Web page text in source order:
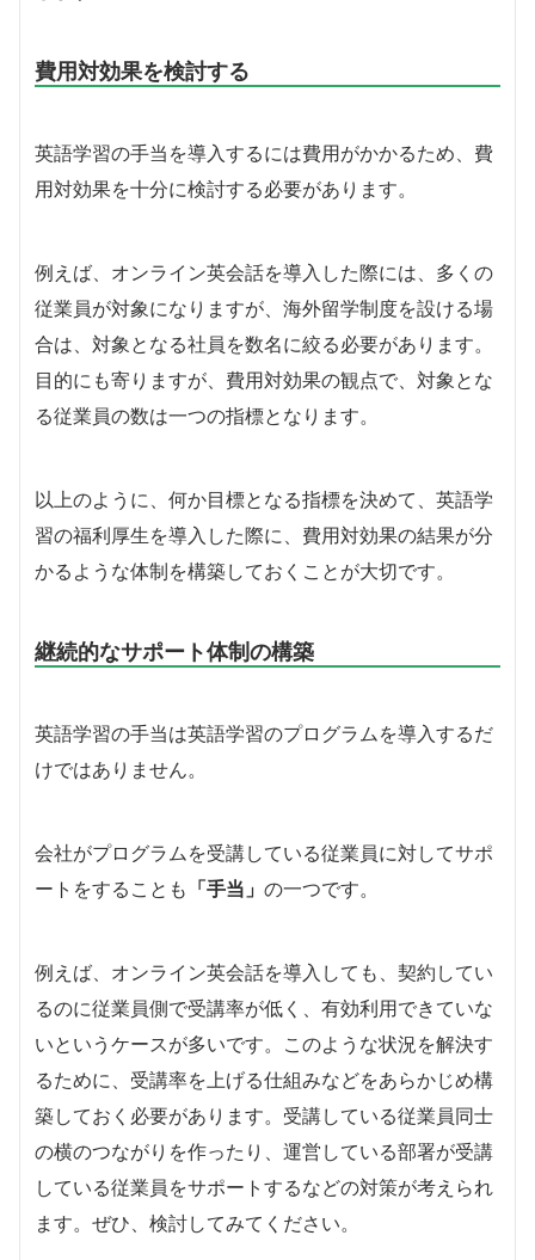
費用対効果を検討する
英語学習の手当を導入するには費用がかかるため、費
用対効果を十分に検討する必要があります。
例えば、オンライン英会話を導入した際には、多くの
従業員が対象になりますが、海外留学制度を設ける場
合は、対象となる社員を数名に絞る必要があります。
目的にも寄りますが、費用対効果の観点で、対象とな
る従業員の数は一つの指標となります。
以上のように、何か目標となる指標を決めて、英語学
習の福利厚生を導入した際に、費用対効果の結果が分
かるような体制を構築しておくことが大切です。
継続的なサポート体制の構築
英語学習の手当は英語学習のプログラムを導入するだ
けではありません。
会社がプログラムを受講している従業員に対してサポ
ートをすることも 「手当」 の一つです。
例えば、オンライン英会話を導入しても、契約してい
るのに従業員側で受講率が低く、有効利用できていな
いというケースが多いです。このような状況を解決す
るために、受講率を上げる仕組みなどをあらかじめ構
築しておく必要があります。受講している従業員同士
の横のつながりを作ったり、運営している部署が受講
している従業員をサポートするなどの対策が考えられ
ます。ぜひ、検討してみてください。